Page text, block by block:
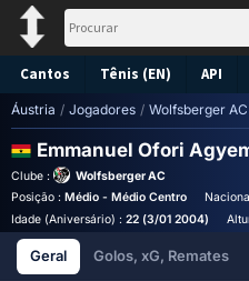
Cantos Tênis (EN) API
Áustria / Jogadores / Wolfsberger AC
Emmanuel Ofori
Clube :
Wolfsberger AC
Posição : Médio - Médio Centro
Idade (Aniversário) : 22 (3/01 2004)
Geral Golos, xG, Remates